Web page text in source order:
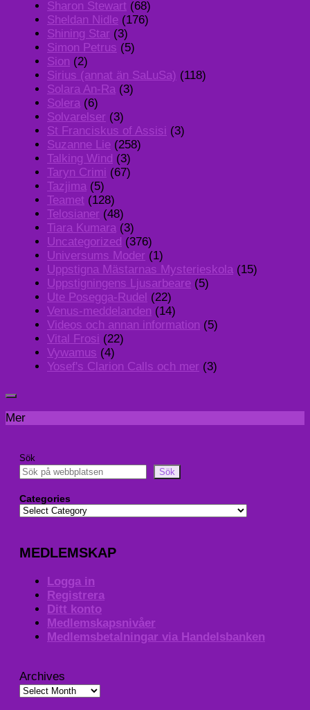
Sharon Stewart (68)
Sheldan Nidle (176)
Shining Star (3)
Simon Petrus (5)
Sion (2)
Sirius (annat än SaLuSa) (118)
Solara An-Ra (3)
Solera (6)
Solvarelser (3)
St Franciskus of Assisi (3)
Suzanne Lie (258)
Talking Wind (3)
Taryn Crimi (67)
Tazjima (5)
Teamet (128)
Telosianer (48)
Tiara Kumara (3)
Uncategorized (376)
Universums Moder (1)
Uppstigna Mästarnas Mysterieskola (15)
Uppstigningens Ljusarbeare (5)
Ute Posegga-Rudel (22)
Venus-meddelanden (14)
Videos och annan information (5)
Vital Frosi (22)
Vywamus (4)
Yosef's Clarion Calls och mer (3)
Mer
Sök
Sök
Categories
MEDLEMSKAP
Logga in
Registrera
Ditt konto
Medlemskapsnivåer
Medlemsbetalningar via Handelsbanken
Archives